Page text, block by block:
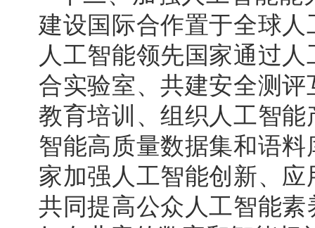
建设国际合作置于全球
人工智能领先国家通过
合实验室、共建安全测
教育培训、组织人工智
智能高质量数据集和语
家加强人工智能创新、
共同提高公众人工智能